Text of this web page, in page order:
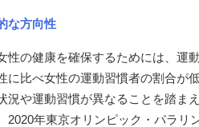
な方向性
性の健康を確保するためには、運
に比べ女性の運動習慣者の割合が
況や運動習慣が異なることを踏ま
2020年東京オリンピック・パラ